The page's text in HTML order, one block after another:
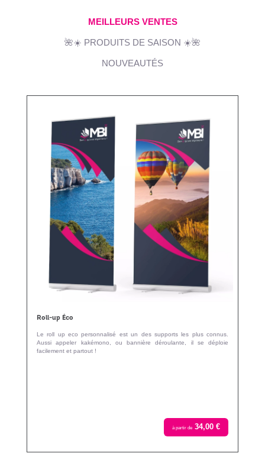
MEILLEURS VENTES
🌺☀️ PRODUITS DE SAISON ☀️🌺
NOUVEAUTÉS
Roll-up Éco
Le roll up eco personnalisé est un des supports les plus connus.
Aussi appeler kakémono, ou bannière déroulante, il se déploie
facilement et partout !
à partir de 34,00 €